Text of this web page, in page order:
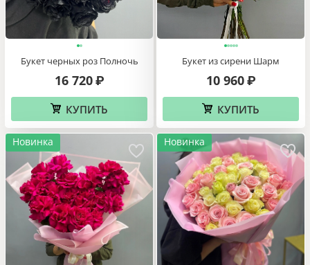
Букет черных роз Полночь
16 720 ₽
КУПИТЬ
Букет из сирени Шарм
10 960 ₽
КУПИТЬ
Новинка Новинка